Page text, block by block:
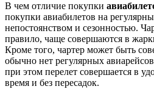
В чем отличие покупки
покупки авиабилетов на
непостоянством и сезонностью.
правило, чаще совершаются в
Кроме того, чартер может быть
обычно нет регулярных
при этом перелет совершается в
время и без пересадок.